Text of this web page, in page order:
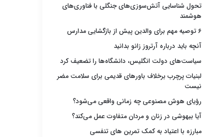
تحول شناسایی آتش‌سوزی‌های جنگلی با فناوری‌های
هوشمند
۶ توصیه مهم برای والدین پیش از بازگشایی مدارس
آنچه باید درباره آرتروز زانو بدانید
سیاست‌های دولت انگلیس، دانشگاه‌ها را تضعیف کرد
لبنیات پرچرب برخلاف باورهای قدیمی برای سلامت مضر
نیست
رؤیای هوش مصنوعی چه زمانی واقعی می‌شود؟
آیا بیهوشی در زنان و مردان متفاوت عمل می‌کند؟
مبارزه با اعتیاد به کمک تمرین های تنفسی